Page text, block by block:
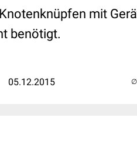
mit
benötigt.
05.12.2015